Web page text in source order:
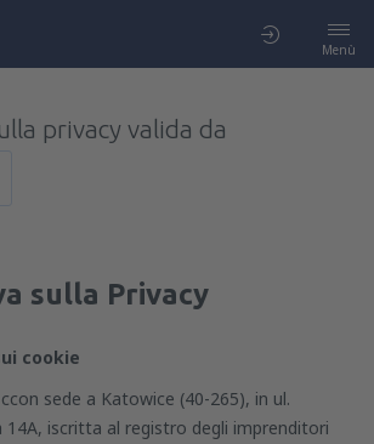
Menù
privacy valida da
sulla Privacy
cookie
ccon sede a Katowice (40-265), in ul.
14A, iscritta al registro degli imprenditori